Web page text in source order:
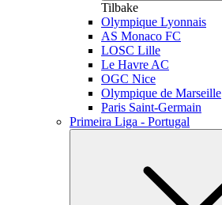
Tilbake
Olympique Lyonnais
AS Monaco FC
LOSC Lille
Le Havre AC
OGC Nice
Olympique de Marseille
Paris Saint-Germain
Primeira Liga - Portugal